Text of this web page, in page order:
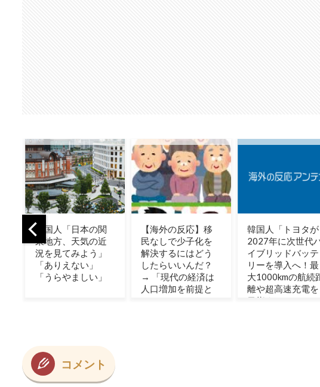
韓国人「トヨタが
2027年に次世代ハ
イブリッドバッテ
リーを導入へ！最
大1000kmの航続距
離や超高速充電を
【朗報】韓国の掲
示板「日本で毎日
ここで晩飯食って
た」
【海外の反応】移
民なしで少子化を
解決するにはどう
したらいいんだ？
→ 「現代の経済は
コメント